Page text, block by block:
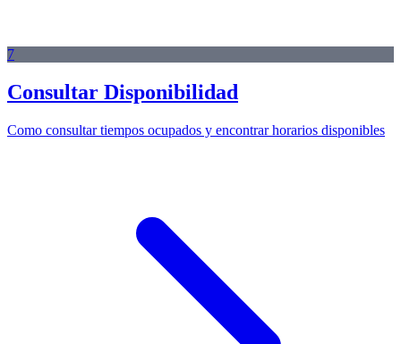
7
Consultar Disponibilidad
Como consultar tiempos ocupados y encontrar horarios disponibles